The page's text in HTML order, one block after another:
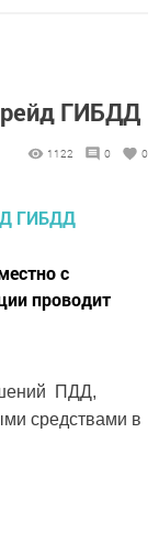
рейд ГИБДД
1122 0 0
с
проводит
ПДД,
средствами в